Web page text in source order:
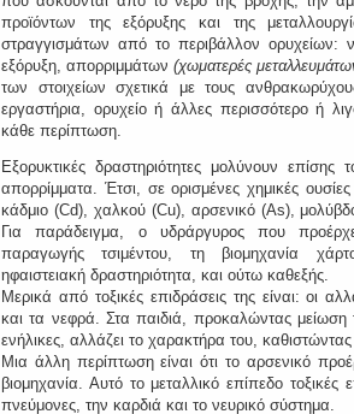
προϊόντων της εξόρυξης και της
στραγγισμάτων από το περιβάλλον ορυχείων:
εξόρυξη, απορριμμάτων (χωματερές
των στοιχείων σχετικά με τους
εργαστήρια, ορυχείο ή άλλες περισσότερο ή
κάθε περίπτωση.
Εξορυκτικές δραστηριότητες μολύνουν
απορρίμματα. Έτσι, σε ορισμένες χημικές
κάδμιο (Cd), χαλκού (Cu), αρσενικό (As),
Για παράδειγμα, ο υδράργυρος που
παραγωγής τσιμέντου, τη βιομηχανία
ηφαιστειακή δραστηριότητα, και ούτω καθεξής.
Μερικά από τοξικές επιδράσεις της είναι: οι
και τα νεφρά. Στα παιδιά, προκαλώντας μείωση
ενήλικες, αλλάζει το χαρακτήρα του, καθιστώντας
Μια άλλη περίπτωση είναι ότι το αρσενικό
βιομηχανία. Αυτό το μεταλλικό επίπεδο τοξικές
πνεύμονες, την καρδιά και το νευρικό σύστημα.